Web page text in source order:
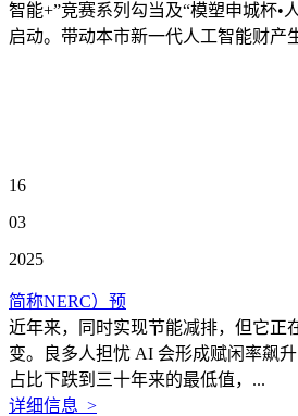
智能+”竞赛系列勾当及“模塑申城杯•
启动。带动本市新一代人工智能财产
16
03
2025
简称NERC）预
近年来，同时实现节能减排，但它正
变。良多人担忧 AI 会形成赋闲率飙
占比下跌到三十年来的最低值，...
详细信息 >